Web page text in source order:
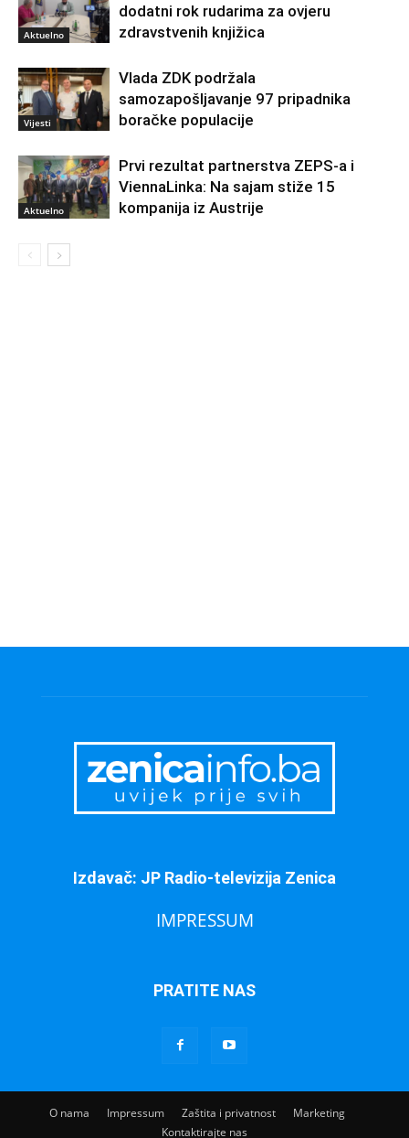
Aktuelno
dodatni rok rudarima za ovjeru
zdravstvenih knjižica
Vijesti
Vlada ZDK podržala
samozapošljavanje 97 pripadnika
boračke populacije
Aktuelno
Prvi rezultat partnerstva ZEPS-a i
ViennaLinka: Na sajam stiže 15
kompanija iz Austrije
Izdavač: JP Radio-televizija Zenica
IMPRESSUM
PRATITE NAS
O nama Impressum Zaštita i privatnost
Marketing
Kontaktirajte nas